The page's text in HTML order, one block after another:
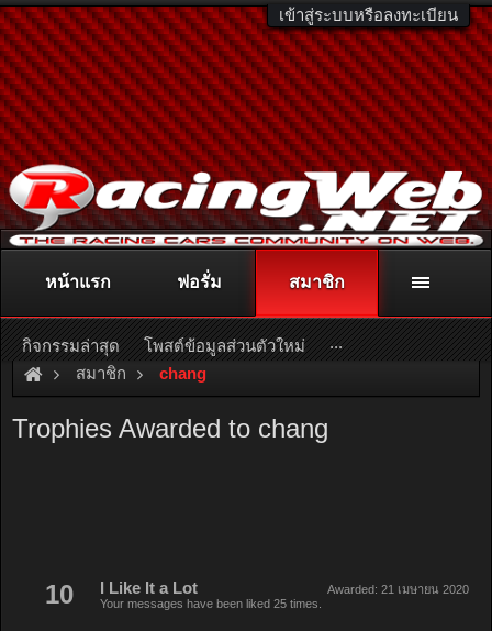
เข้าสู่ระบบหรือลงทะเบียน
ติดต่อลงโฆษณา racingweb@gmail.comหรือโทร. 081-811-1138
หรืออ่านรายละเอียดเพิ่มเติม คลิกที่นี่
สมาชิก chang
Trophies Awarded to chang
10 Awarded: 21 เมษายน 2020
I Like It a Lot
Your messages have been liked 25 times.
หน้าแรก ฟอรั่ม สมาชิก
กิจกรรมล่าสุด โพสต์ข้อมูลส่วนตัวใหม่ ...